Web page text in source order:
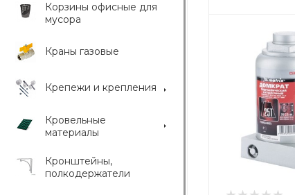
Корзины офисные для
мусора
Краны газовые
Крепежи и крепления
Кровельные
материалы
Кронштейны,
полкодержатели